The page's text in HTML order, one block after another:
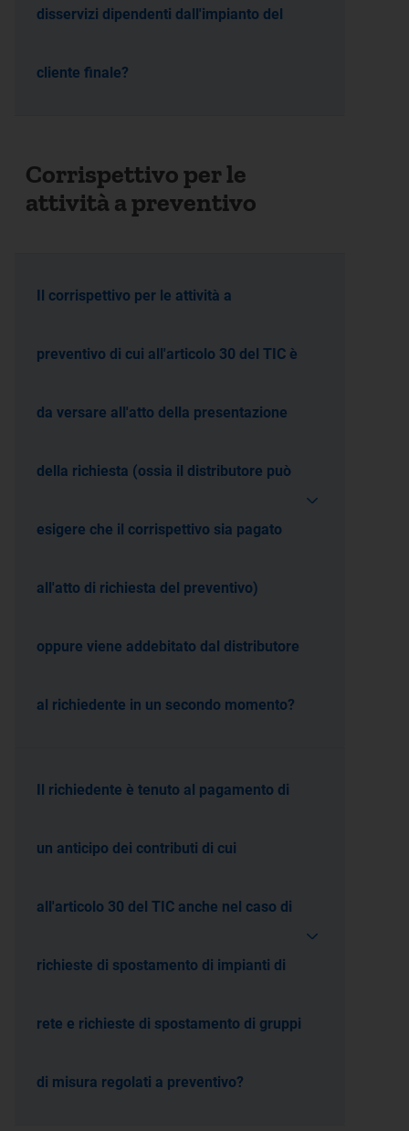
disservizi dipendenti dall'impianto del
cliente finale?
Corrispettivo per le
attività a preventivo
Il corrispettivo per le attività a
preventivo di cui all'articolo 30 del TIC è
da versare all'atto della presentazione
della richiesta (ossia il distributore può
esigere che il corrispettivo sia pagato
all'atto di richiesta del preventivo)
oppure viene addebitato dal distributore
al richiedente in un secondo momento?
Il richiedente è tenuto al pagamento di
un anticipo dei contributi di cui
all'articolo 30 del TIC anche nel caso di
richieste di spostamento di impianti di
rete e richieste di spostamento di gruppi
di misura regolati a preventivo?